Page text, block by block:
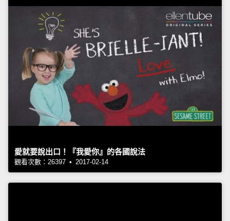
愛就要說出口！『我愛你』的各國說法
觀看次數：26397 • 2017-02-14